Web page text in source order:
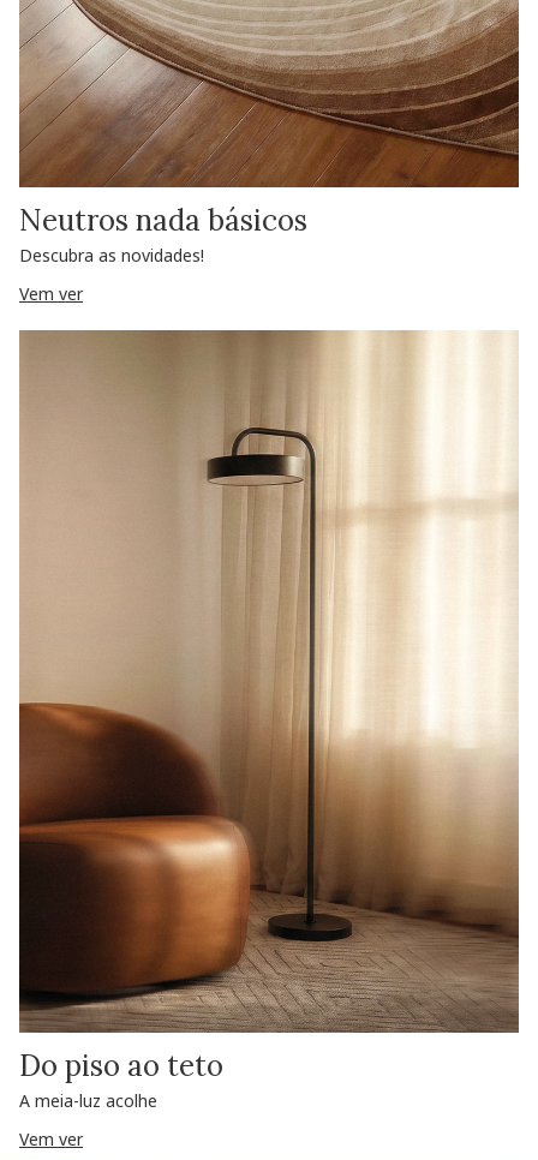
Neutros nada básicos
Descubra as novidades!
Vem ver
Do piso ao teto
A meia-luz acolhe
Vem ver